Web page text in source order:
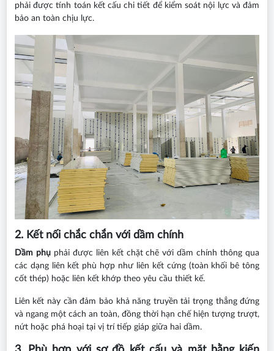
phải được tính toán kết cấu chi tiết để kiểm soát nội lực và đảm
bảo an toàn chịu lực.
2. Kết nối chắc chắn với dầm chính
Dầm phụ phải được liên kết chặt chẽ với dầm chính thông qua
các dạng liên kết phù hợp như liên kết cứng (toàn khối bê tông
cốt thép) hoặc liên kết khớp theo yêu cầu thiết kế.
Liên kết này cần đảm bảo khả năng truyền tải trọng thẳng đứng
và ngang một cách an toàn, đồng thời hạn chế hiện tượng trượt,
nứt hoặc phá hoại tại vị trí tiếp giáp giữa hai dầm.